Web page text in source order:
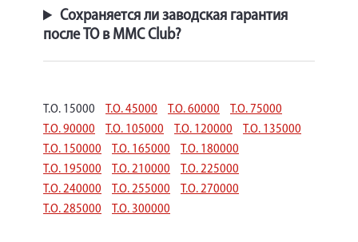
Сохраняется ли заводская гарантия
после ТО в MMC Club?
Т.О. 15000 Т.О. 45000 Т.О. 60000
Т.О. 75000
Т.О. 90000
Т.О. 105000 Т.О. 120000
Т.О. 135000
Т.О. 150000
Т.О. 165000
Т.О. 180000
Т.О. 195000
Т.О. 210000
Т.О. 225000
Т.О. 240000
Т.О. 255000
Т.О. 270000
Т.О. 285000
Т.О. 300000